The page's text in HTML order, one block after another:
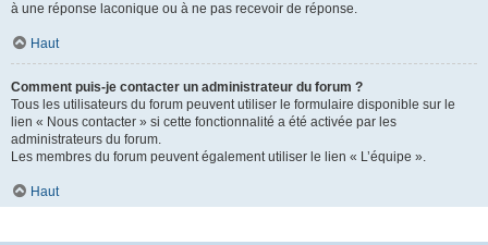
à une réponse laconique ou à ne pas recevoir de réponse.
Haut
Comment puis-je contacter un administrateur du forum ?
Tous les utilisateurs du forum peuvent utiliser le formulaire disponible sur le
lien « Nous contacter » si cette fonctionnalité a été activée par les
administrateurs du forum.
Les membres du forum peuvent également utiliser le lien « L’équipe ».
Haut